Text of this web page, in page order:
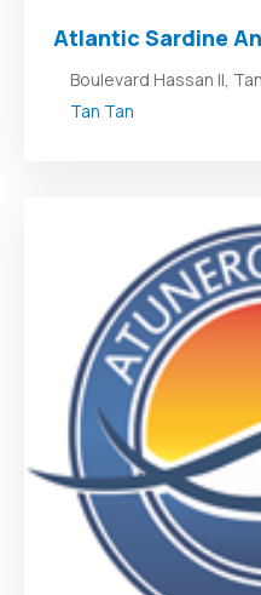
Atlantic Sardine
Boulevard Hassan II,
Tan Tan